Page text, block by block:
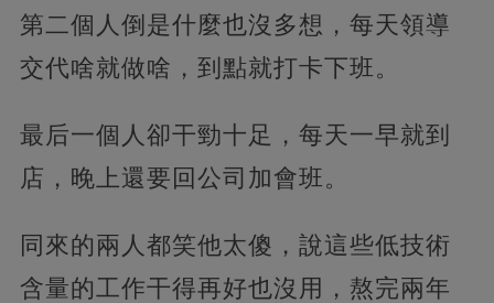
第二個人倒是什麼也沒多想，每天領導
交代啥就做啥，到點就打卡下班。
最后一個人卻干勁十足，每天一早就到
店，晚上還要回公司加會班。
同來的兩人都笑他太傻，說這些低技術
含量的工作干得再好也沒用，熬完兩年